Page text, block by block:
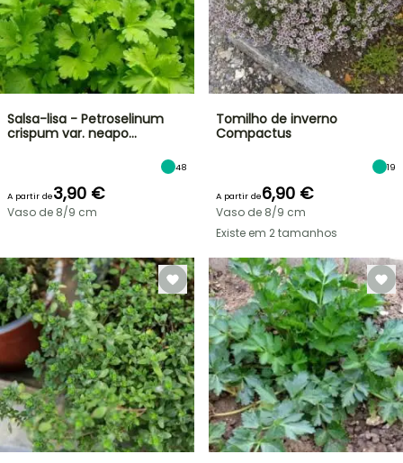
Salsa-lisa - Petroselinum
crispum var. neapo…
48
A partir de3,90 €
Vaso de 8/9 cm
Tomilho de inverno
Compactus
19
A partir de6,90 €
Vaso de 8/9 cm
Existe em 2 tamanhos